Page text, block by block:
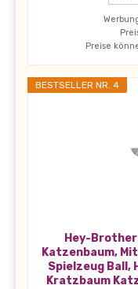
Preise
BESTSELLER NR. 4
Hey-Brother
Katzenbaum,
Spielzeug Ball,
Kratzbaum